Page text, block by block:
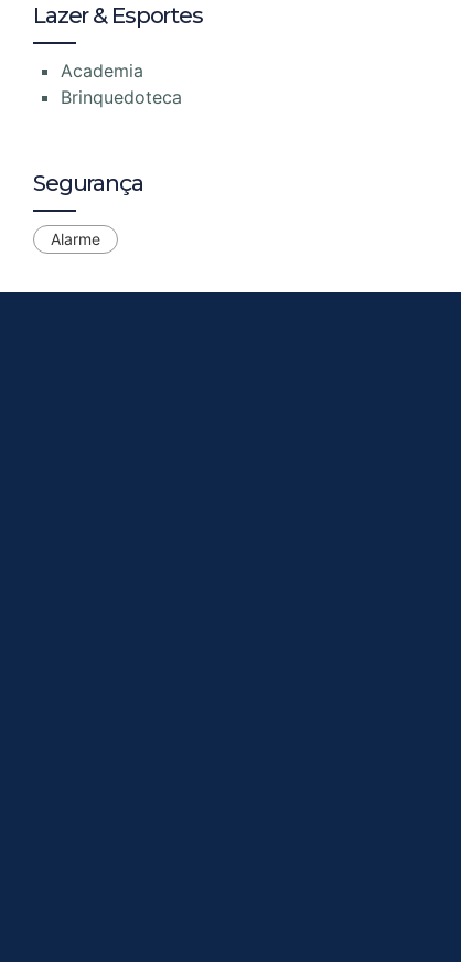
Lazer & Esportes
Academia
Brinquedoteca
Segurança
Alarme